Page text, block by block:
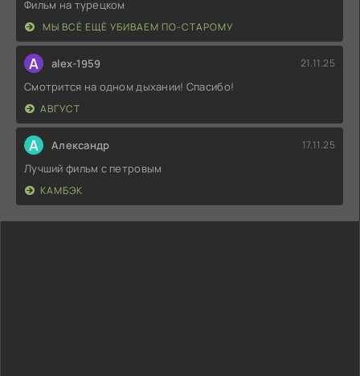
Фильм на турецком
МЫ ВСЁ ЕЩЁ УБИВАЕМ ПО-СТАРОМУ
A alex-1959 21.11.25
Смотрится на одном дыхании! Спасибо!
АВГУСТ
А Александр 17.11.25
Лучший фильм с петровым
КАМБЭК